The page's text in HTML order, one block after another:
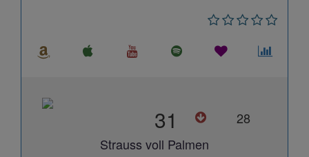
31
28
Strauss voll Palmen